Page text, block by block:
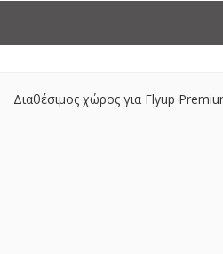
Διαθέσιμος χώρος για Flyup